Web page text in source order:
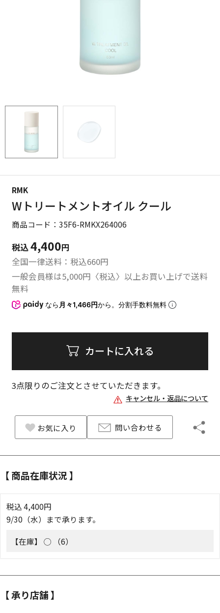
RMK
Wトリートメントオイル クール
商品コード：35F6-RMKX264006
税込4,400円
全国一律送料：税込660円
一般会員様は5,000円〈税込〉以上お買い上げで送料
無料
なら 月々1,466円から。分割手数料無料
カートに入れる
3点限りのご注文とさせていただきます。
キャンセル・返品について
お気に入り 問い合わせる
【 商品在庫状況 】
税込4,400円
9/30（水）まで承ります。
【在庫】 ◯ （6）
【 承り店舗 】